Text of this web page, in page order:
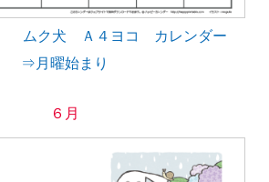
】 ムク犬 Ａ４ヨコ カレンダー
⇒月曜始まり
６月